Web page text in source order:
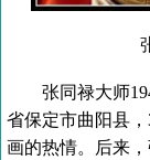
张同禄大师
省保定市曲阳县
画的热情。后来